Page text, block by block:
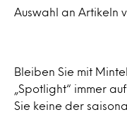
Auswahl an Artikeln
Bleiben Sie mit
„Spotlight“ immer
Sie keine der